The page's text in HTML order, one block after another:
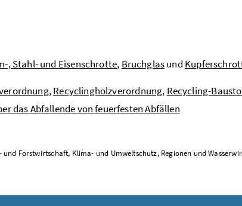
, Stahl- und Eisenschrotte, Bruchglasund
,Recyclingholzverordnung, Recycling-
das Abfallende von feuerfesten Abfällen
Forstwirtschaft, Klima- und Umweltschutz, Regionen und